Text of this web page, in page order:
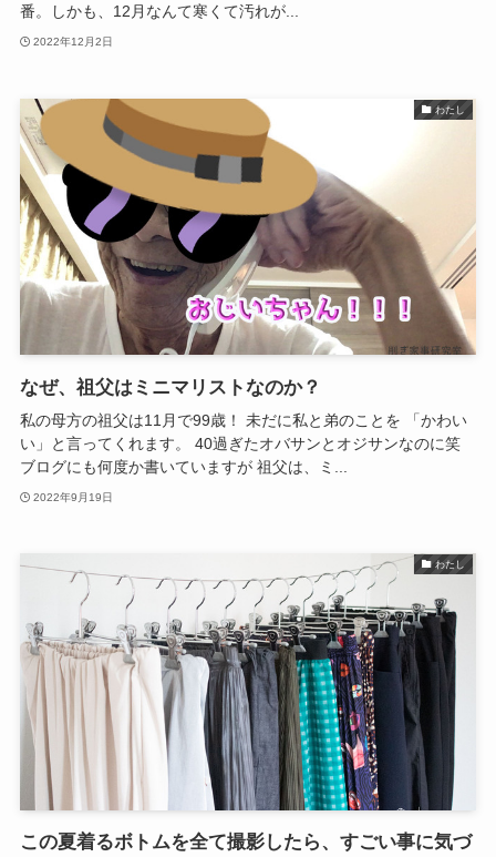
番。しかも、12月なんて寒くて汚れが...
2022年12月2日
わたし
なぜ、祖父はミニマリストなのか？
私の母方の祖父は11月で99歳！ 未だに私と弟のことを 「かわい
い」と言ってくれます。 40過ぎたオバサンとオジサンなのに笑
ブログにも何度か書いていますが 祖父は、ミ...
2022年9月19日
わたし
この夏着るボトムを全て撮影したら、すごい事に気づ